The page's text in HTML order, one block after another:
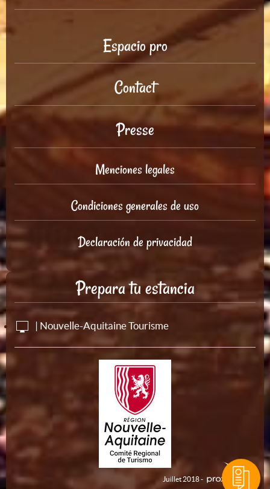
Espacio pro
Contact
Presse
Menciones legales
Condiciones generales de uso
Declaración de privacidad
Prepara tu estancia
| Nouvelle-Aquitaine Tourisme
Juillet 2018 -